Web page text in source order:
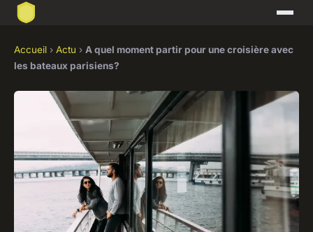
Accueil › Actu › A quel moment partir pour une croisière avec
les bateaux parisiens?